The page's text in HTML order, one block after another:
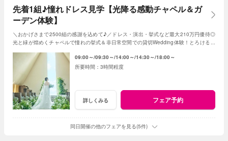
先着1組♪憧れドレス見学【光降る感動チャペル＆ガ
ーデン体験】
＼おかげさまで2500組の感謝を込めて♪／ドレス・演出・挙式など最大210万円優待◎
光と緑が煌めくチャペルで憧れの挙式＆非日常空間での貸切Wedding体験！とろける和
09:00～ 09:30～ 14:00～ 14:30～ 18:00～
3時間程度
詳しくみる フェア予約
同日開催の他のフェアを見る(5件)